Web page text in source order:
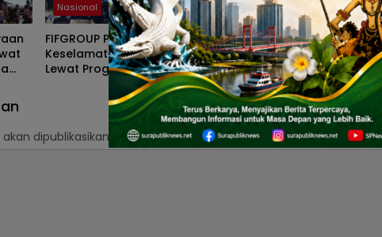
Nasional
FIFGROUP Perluas Edukasi
Keselamatan Berkendara
Lewat Program FABL di GIIAS
Peristiwa
Moorlife Berangkatkan
Sekitar 100 Member Umrah
sebagai Apresiasi atas
Prestasi dan Loyalitas
dipublikasikan. Ruas yang wajib ditandai*